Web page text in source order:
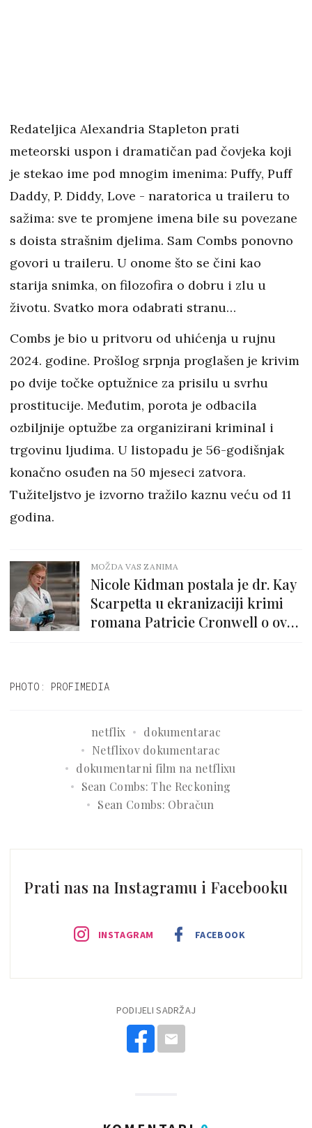
Redateljica Alexandria Stapleton prati
meteorski uspon i dramatičan pad čovjeka koji
je stekao ime pod mnogim imenima: Puffy, Puff
Daddy, P. Diddy, Love - naratorica u traileru to
sažima: sve te promjene imena bile su povezane
s doista strašnim djelima. Sam Combs ponovno
govori u traileru. U onome što se čini kao
starija snimka, on filozofira o dobru i zlu u
životu. Svatko mora odabrati stranu…
Combs je bio u pritvoru od uhićenja u rujnu
2024. godine. Prošlog srpnja proglašen je krivim
po dvije točke optužnice za prisilu u svrhu
prostitucije. Međutim, porota je odbacila
ozbiljnije optužbe za organizirani kriminal i
trgovinu ljudima. U listopadu je 56-godišnjak
konačno osuđen na 50 mjeseci zatvora.
Tužiteljstvo je izvorno tražilo kaznu veću od 11
godina.
MOŽDA VAS ZANIMA
Nicole Kidman postala je dr. Kay
Scarpetta u ekranizaciji krimi
romana Patricie Cronwell o ovoj
PHOTO: PROFIMEDIA
netflix
dokumentarac
Netflixov dokumentarac
dokumentarni film na netflixu
Sean Combs: The Reckoning
Sean Combs: Obračun
Prati nas na Instagramu i Facebooku
INSTAGRAM FACEBOOK
PODIJELI SADRŽAJ